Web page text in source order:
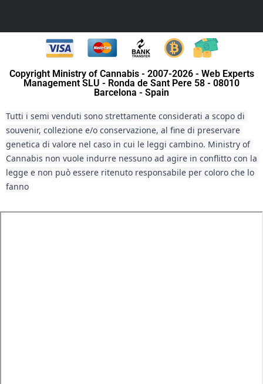
Copyright Ministry of Cannabis - 2007-2026 - Web Experts
Management SLU - Ronda de Sant Pere 58 - 08010
Barcelona - Spain
Tutti i semi venduti sono strettamente considerati a scopo di
souvenir, collezione e/o conservazione, al fine di preservare
genetica di valore nel caso in cui le leggi cambino. Ministry of
Cannabis non vuole indurre nessuno ad agire in conflitto con la
legge e non può essere ritenuto responsabile per coloro che lo
fanno